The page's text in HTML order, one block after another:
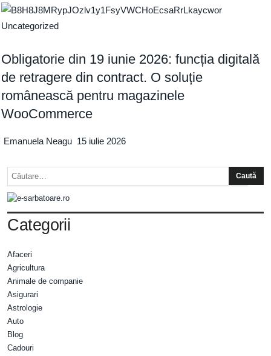
Uncategorized
Obligatorie din 19 iunie 2026: funcția digitală
de retragere din contract. O soluție
românească pentru magazinele
WooCommerce
Emanuela Neagu 15 iulie 2026
Categorii
Afaceri
Agricultura
Animale de companie
Asigurari
Astrologie
Auto
Blog
Cadouri